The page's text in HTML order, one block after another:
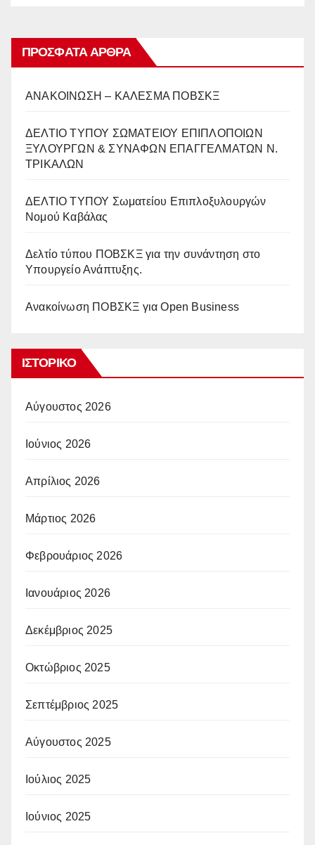
ΠΡΌΣΦΑΤΑ ΆΡΘΡΑ
ΑΝΑΚΟΙΝΩΣΗ – ΚΑΛΕΣΜΑ ΠΟΒΣΚΞ
ΔΕΛΤΙΟ ΤΥΠΟΥ ΣΩΜΑΤΕΙΟΥ ΕΠΙΠΛΟΠΟΙΩΝ
ΞΥΛΟΥΡΓΩΝ & ΣΥΝΑΦΩΝ ΕΠΑΓΓΕΛΜΑΤΩΝ Ν.
ΤΡΙΚΑΛΩΝ
ΔΕΛΤΙΟ ΤΥΠΟΥ Σωματείου Επιπλοξυλουργών
Νομού Καβάλας
Δελτίο τύπου ΠΟΒΣΚΞ για την συνάντηση στο
Υπουργείο Ανάπτυξης.
Ανακοίνωση ΠΟΒΣΚΞ για Open Business
ΙΣΤΟΡΙΚΌ
Αύγουστος 2026
Ιούνιος 2026
Απρίλιος 2026
Μάρτιος 2026
Φεβρουάριος 2026
Ιανουάριος 2026
Δεκέμβριος 2025
Οκτώβριος 2025
Σεπτέμβριος 2025
Αύγουστος 2025
Ιούλιος 2025
Ιούνιος 2025